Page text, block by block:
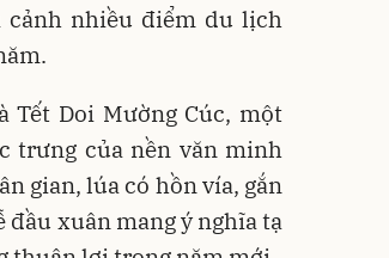
cảnh nhiều điểm du lịch
Tết Doi Mường Cúc, một
trưng của nền văn minh
gian, lúa có hồn vía, gắn
xuân mang ý nghĩa tạ